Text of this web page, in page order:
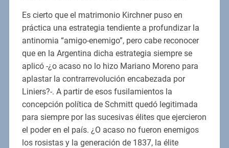
Es cierto que el matrimonio Kirchner puso en
práctica una estrategia tendiente a profundizar la
antinomia “amigo-enemigo”, pero cabe reconocer
que en la Argentina dicha estrategia siempre se
aplicó -¿o acaso no lo hizo Mariano Moreno para
aplastar la contrarrevolución encabezada por
Liniers?-. A partir de esos fusilamientos la
concepción política de Schmitt quedó legitimada
para siempre por las sucesivas élites que ejercieron
el poder en el país. ¿O acaso no fueron enemigos
los rosistas y la generación de 1837, la élite